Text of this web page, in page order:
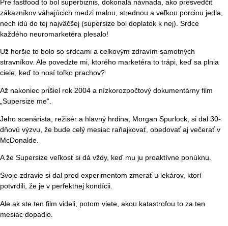
Pre fastfood to bol superbiznis, dokonalá návnada, ako presvedčiť
zákazníkov váhajúcich medzi malou, strednou a veľkou porciou jedla,
nech idú do tej najväčšej (supersize bol doplatok k nej). Srdce
každého neuromarketéra plesalo!
Už horšie to bolo so srdcami a celkovým zdravím samotných
stravníkov. Ale povedzte mi, ktorého marketéra to trápi, keď sa plnia
ciele, keď to nosí toľko prachov?
Až nakoniec prišiel rok 2004 a nízkorozpočtový dokumentárny film
„Supersize me“.
Jeho scenárista, režisér a hlavný hrdina, Morgan Spurlock, si dal 30-
dňovú výzvu, že bude celý mesiac raňajkovať, obedovať aj večerať v
McDonalde.
A že Supersize veľkosť si dá vždy, keď mu ju proaktívne ponúknu.
Svoje zdravie si dal pred experimentom zmerať u lekárov, ktorí
potvrdili, že je v perfektnej kondícii.
Ale ak ste ten film videli, potom viete, akou katastrofou to za ten
mesiac dopadlo.